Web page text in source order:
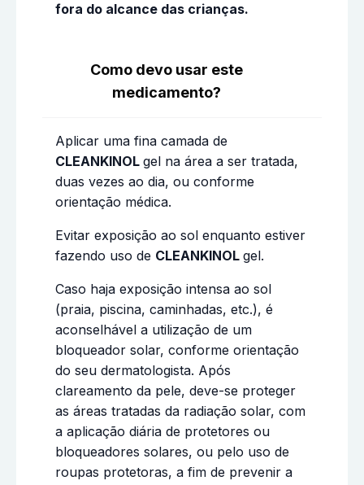
fora do alcance das crianças.
Como devo usar este
medicamento?
Aplicar uma fina camada de
CLEANKINOL gel na área a ser tratada,
duas vezes ao dia, ou conforme
orientação médica.
Evitar exposição ao sol enquanto estiver
fazendo uso de CLEANKINOL gel.
Caso haja exposição intensa ao sol
(praia, piscina, caminhadas, etc.), é
aconselhável a utilização de um
bloqueador solar, conforme orientação
do seu dermatologista. Após
clareamento da pele, deve-se proteger
as áreas tratadas da radiação solar, com
a aplicação diária de protetores ou
bloqueadores solares, ou pelo uso de
roupas protetoras, a fim de prevenir a